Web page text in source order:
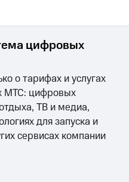
цифровых
о тарифах и услугах
МТС: цифровых
ТВ и медиа,
для запуска и
сервисах компании